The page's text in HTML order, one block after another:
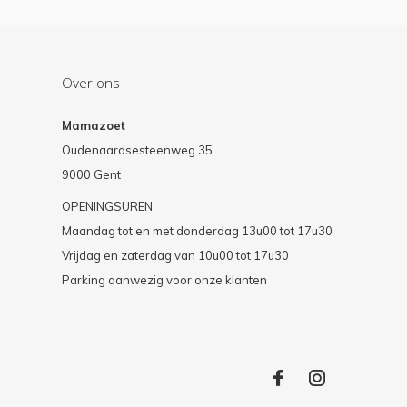
Over ons
Mamazoet
Oudenaardsesteenweg 35
9000 Gent
OPENINGSUREN
Maandag tot en met donderdag 13u00 tot 17u30
Vrijdag en zaterdag van 10u00 tot 17u30
Parking aanwezig voor onze klanten